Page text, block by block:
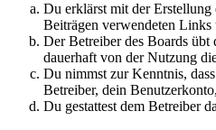
Du erklärst mit der Erstellung
Beiträgen verwendeten
Der Betreiber des Boards übt
dauerhaft von der Nutzung
Du nimmst zur Kenntnis,
Betreiber, dein
Du gestattest dem Betreiber